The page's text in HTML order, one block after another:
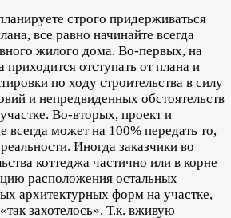
строго придерживаться
все равно начинайте всегда
жилого дома. Во-первых, на
приходится отступать от плана и
по ходу строительства в силу
и непредвиденных обстоятельств
Во-вторых, проект и
всегда может на 100% передать то,
Иногда заказчики во
коттеджа частично или в корне
расположения остальных
архитектурных форм на участке,
захотелось». Т.к. вживую